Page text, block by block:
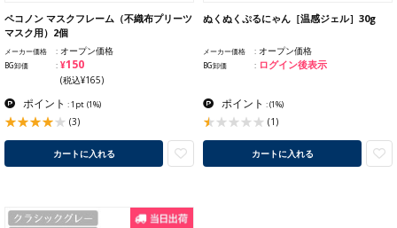
ペコノン マスクフレーム（不織布プリーツ
マスク用）2個
メーカー価格 オープン価格
BG卸価 ¥150
(税込¥165)
ポイント : 1pt (1%)
(3)
カートに入れる
ぬくぬくぷるにゃん［温感ジェル］30g
メーカー価格 オープン価格
BG卸価 ログイン後表示
ポイント :(1%)
(1)
カートに入れる